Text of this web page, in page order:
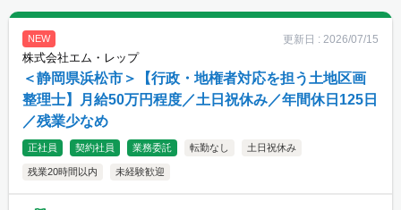
NEW 更新日 : 2026/07/15
株式会社エム・レップ
＜静岡県浜松市＞【行政・地権者対応を担う土地区画
整理士】月給50万円程度／土日祝休み／年間休日125日
／残業少なめ
正社員 契約社員 業務委託 転勤なし 土日祝休み
残業20時間以内 未経験歓迎